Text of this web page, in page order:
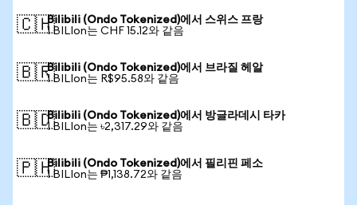
🇨🇭Bilibili (Ondo Tokenized)에서 스위스 프랑
1 BILIon는 CHF 15.12와 같음
🇧🇷Bilibili (Ondo Tokenized)에서 브라질 헤알
1 BILIon는 R$95.58와 같음
🇧🇩Bilibili (Ondo Tokenized)에서 방글라데시 타카
1 BILIon는 ৳2,317.29와 같음
🇵🇭Bilibili (Ondo Tokenized)에서 필리핀 페소
1 BILIon는 ₱1,138.72와 같음